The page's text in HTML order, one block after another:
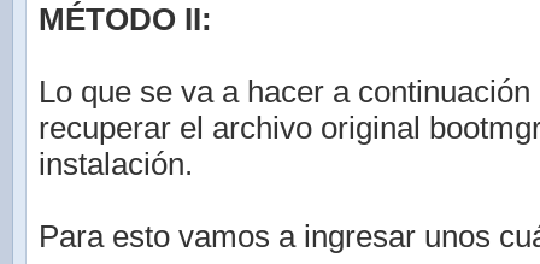
MÉTODO II:
Lo que se va a hacer a
recuperar el archivo original
instalación.
Para esto vamos a ingresar unos